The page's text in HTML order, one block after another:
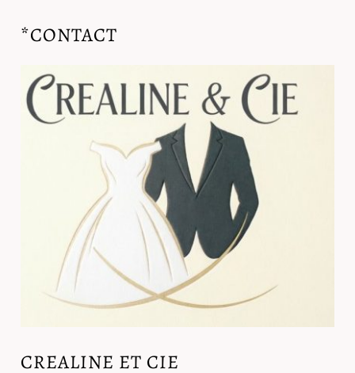
*CONTACT
CREALINE ET CIE